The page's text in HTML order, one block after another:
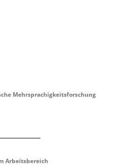
Mehrsprachigkeitsforschung
Arbeitsbereich